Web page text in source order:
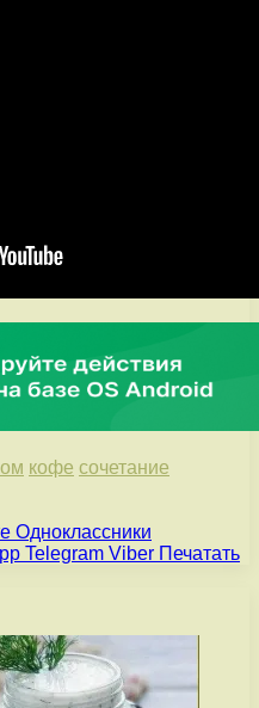
кофе сочетание
Одноклассники
Telegram Viber Печатать